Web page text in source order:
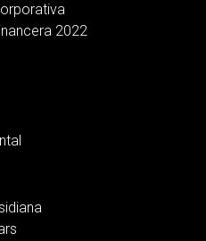
2022